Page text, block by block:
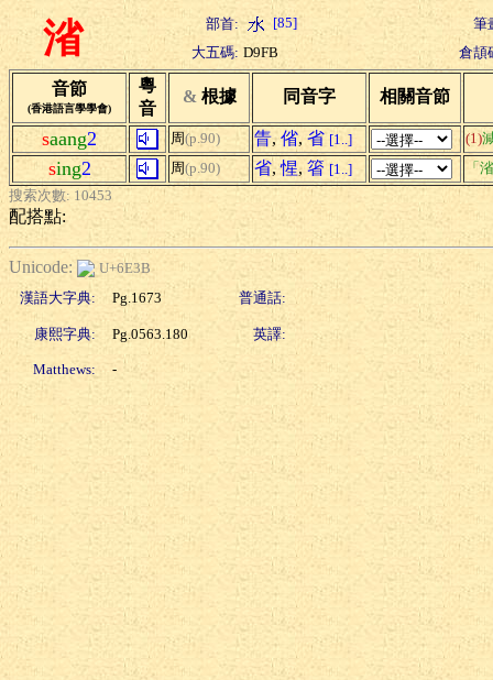
渻 部首: [85]
筆
大五碼: D9FB 倉頡
音節
(香港語言學學會)
粵
音
& 根據 同音字 相關音節
saang2 周(p.90) 眚, 偗, 省 [1..] (1)
sing2 周(p.90) 省,惺, 箵 [1..]
「
搜索次數: 10453
配搭點:
Unicode:
U+6E3B
漢語大字典:
Pg.1673 普通話:
康熙字典: Pg.0563.180 英譯:
Matthews: -